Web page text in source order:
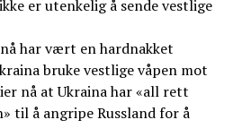
er utenkelig å sende vestlige
har vært en hardnakket
bruke vestlige våpen mot
nå at Ukraina har «all rett
til å angripe Russland for å